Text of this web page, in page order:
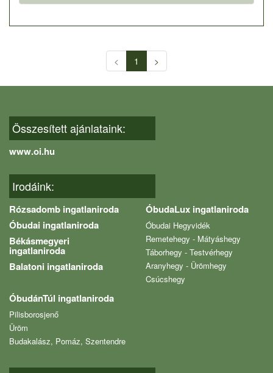
< 1 >
Összesített ajánlataink:
www.oi.hu
Irodáink:
Rózsadomb ingatlaniroda
Óbudai ingatlaniroda
Békásmegyeri
ingatlaniroda
Balatoni ingatlaniroda
ÓbudaLux ingatlaniroda
Óbudai Hegyvidék
Remetehegy - Mátyáshegy
Táborhegy - Testvérhegy
Aranyhegy - Ürömhegy
Csúcshegy
ÓbudánTúl ingatlaniroda
Pilisborosjenő
Üröm
Budakalász, Pomáz, Szentendre